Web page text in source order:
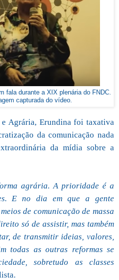
fala durante a XIX plenária do FNDC.
capturada do vídeo.
Agrária, Erundina foi taxativa
da comunicação nada
da mídia sobre a
agrária. A prioridade é a
E no dia em que a gente
de comunicação de massa
só de assistir, mas também
de transmitir ideias, valores,
todas as outras reformas se
sobretudo as classes